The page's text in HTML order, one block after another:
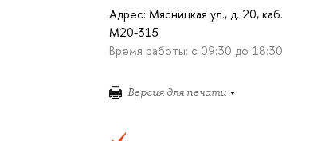
Адрес: Мясницкая ул., д. 20, каб.
М20-315
Время работы: с 09:30 до 18:30
Версия для печати